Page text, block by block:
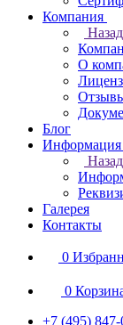
Компания
Назад
О
Блог
Информация
Назад
Галерея
Контакты
0
0
+7 (495) 847-